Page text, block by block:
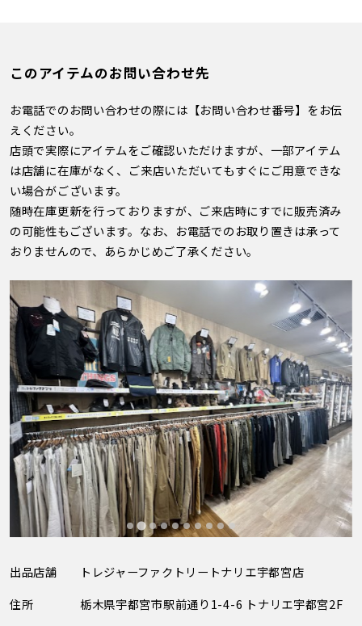
このアイテムのお問い合わせ先
お電話でのお問い合わせの際には【お問い合わせ番号】をお伝
えください。
店頭で実際にアイテムをご確認いただけますが、一部アイテム
は店舗に在庫がなく、ご来店いただいてもすぐにご用意できな
い場合がございます。
随時在庫更新を行っておりますが、ご来店時にすでに販売済み
の可能性もございます。なお、お電話でのお取り置きは承って
おりませんので、あらかじめご了承ください。
出品店舗
トレジャーファクトリートナリエ宇都宮店
住所
栃木県宇都宮市駅前通り1-4-6 トナリエ宇都宮2F